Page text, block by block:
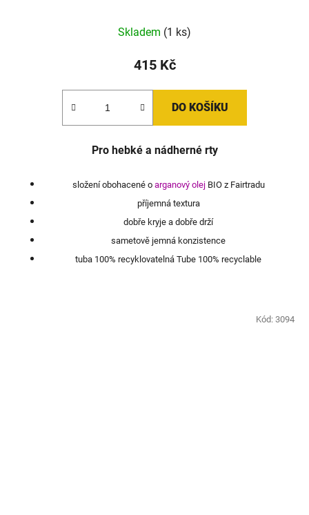
Skladem (1 ks)
415 Kč
DO KOŠÍKU
Pro hebké a nádherné rty
složení obohacené o arganový olejBIO z Fairtradu
příjemná textura
dobře kryje a dobře drží
sametově jemná konzistence
tuba 100% recyklovatelná Tube 100% recyclable
Kód: 3094